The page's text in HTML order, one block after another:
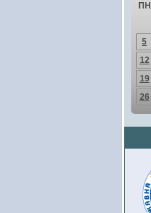
ПН
5
12
19
26